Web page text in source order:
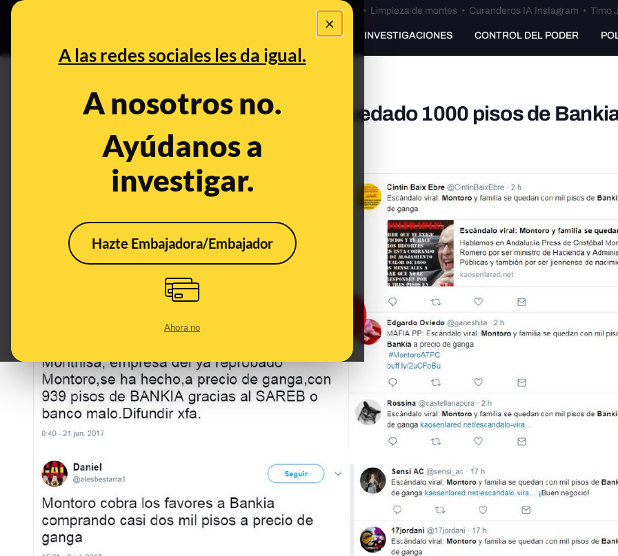
×
A las redes sociales les da igual.
A nosotros no.
Ayúdanos a
investigar.
Hazte Embajadora/Embajador
Ahora no
Bulos Ceuta • Limpieza de montes• Curanderos IA Instagram • Timo
PREBUNKING INVESTIGACIONES CONTROL DEL PODER
No. El ministro Montoro no se ha quedado 1000 pisos de
precio de ganga.
Jul 4, 2017, 12:00:00 AM